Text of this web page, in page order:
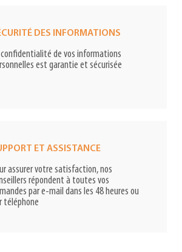
DES INFORMATIONS
de vos informations
est garantie et sécurisée
ET ASSISTANCE
assurer votre satisfaction, nos
répondent à toutes vos
par e-mail dans les 48 heures ou
téléphone